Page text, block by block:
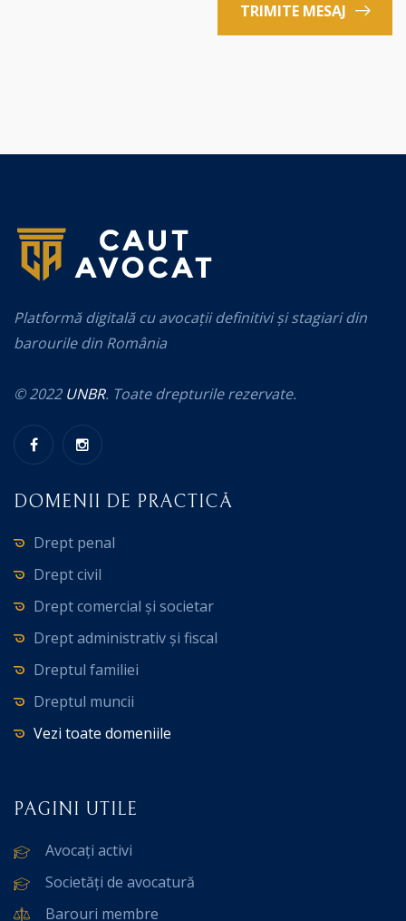
TRIMITE MESAJ
Platformă digitală cu avocații definitivi și stagiari din
barourile din România
© 2022 UNBR. Toate drepturile rezervate.
DOMENII DE PRACTICĂ
Drept penal
Drept civil
Drept comercial și societar
Drept administrativ și fiscal
Dreptul familiei
Dreptul muncii
Vezi toate domeniile
PAGINI UTILE
Avocați activi
Societăți de avocatură
Barouri membre